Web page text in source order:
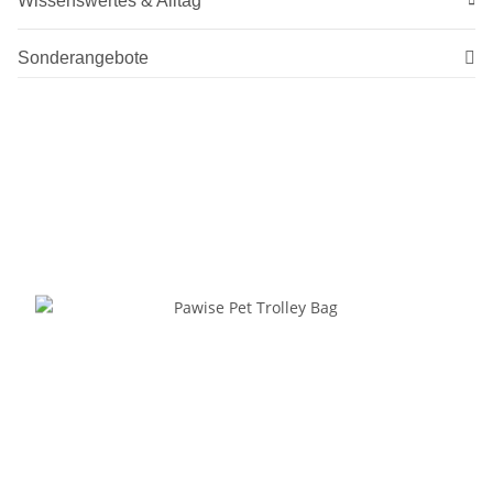
Sonderangebote